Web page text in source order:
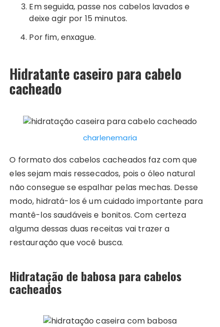
Em seguida, passe nos cabelos lavados e
deixe agir por 15 minutos.
Por fim, enxague.
Hidratante caseiro para cabelo
cacheado
charlenemaria
O formato dos cabelos cacheados faz com que
eles sejam mais ressecados, pois o óleo natural
não consegue se espalhar pelas mechas. Desse
modo, hidratá-los é um cuidado importante para
mantê-los saudáveis e bonitos. Com certeza
alguma dessas duas receitas vai trazer a
restauração que você busca.
Hidratação de babosa para cabelos
cacheados